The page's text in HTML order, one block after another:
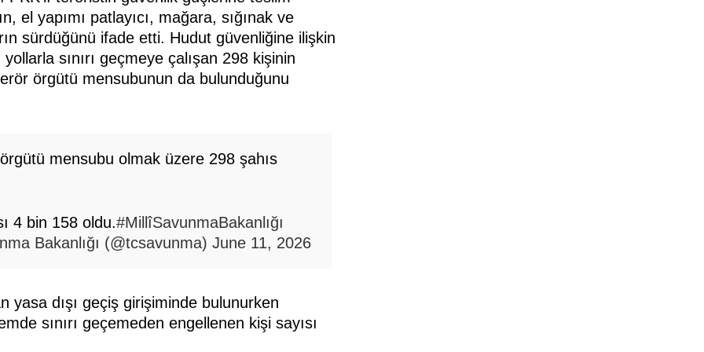
el yapımı patlayıcı, mağara, sığınak ve
sürdüğünü ifade etti. Hudut güvenliğine ilişkin
sınırı geçmeye çalışan 298 kişinin
örgütü mensubunun da bulunduğunu
mensubu olmak üzere 298 şahıs
4 bin 158 oldu.#MillîSavunmaBakanlığı
Bakanlığı (@tcsavunma) June 11, 2026
yasa dışı geçiş girişiminde bulunurken
sınırı geçemeden engellenen kişi sayısı